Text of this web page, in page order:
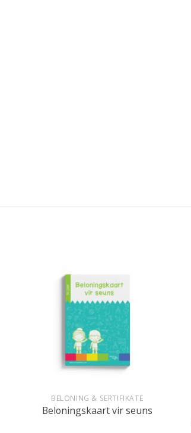
BELONING & SERTIFIKATE
Beloningskaart vir seuns